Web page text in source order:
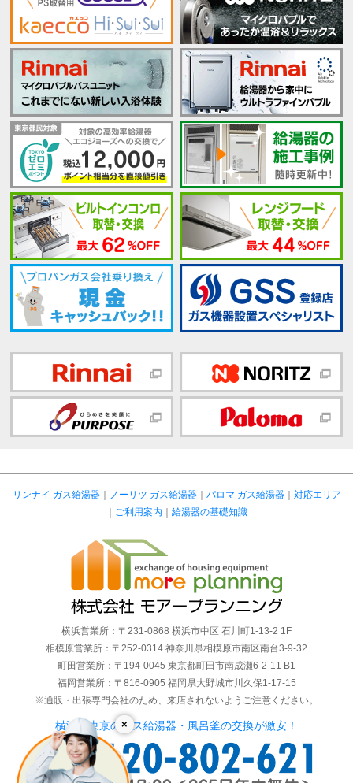
×
リンナイ ガス給湯器｜ ノーリツ ガス給湯器｜ パロマ ガス給湯器｜ 対応エリア
｜ ご利用案内 ｜ 給湯器の基礎知識
横浜営業所：〒231-0868 横浜市中区 石川町1-13-2 1F
相模原営業所：〒252-0314 神奈川県相模原市南区南台3-9-32
町田営業所：〒194-0045 東京都町田市南成瀬6-2-11 B1
福岡営業所：〒816-0905 福岡県大野城市川久保1-17-15
※通販・出張専門会社のため、来店されないようご注意ください。
横浜・東京のガス給湯器・風呂釜の交換が激安！